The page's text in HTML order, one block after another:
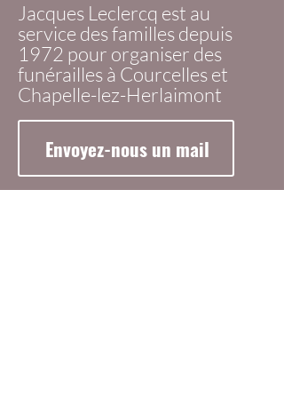
Jacques Leclercq est au
service des familles depuis
1972 pour organiser des
funérailles à Courcelles et
Chapelle-lez-Herlaimont
Envoyez-nous un mail